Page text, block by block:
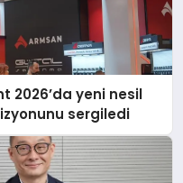
2026’da yeni nesil
sergiledi